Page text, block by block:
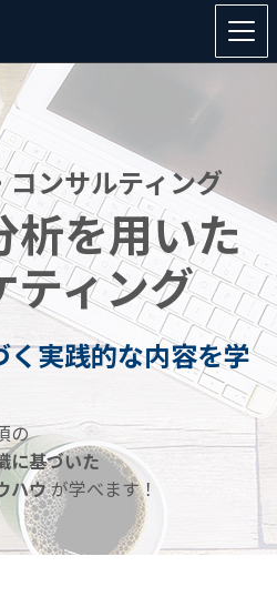
ンサルティング
析を用いた
ティング
実践的な内容を学
の
に基づいた
ハウが学べます！